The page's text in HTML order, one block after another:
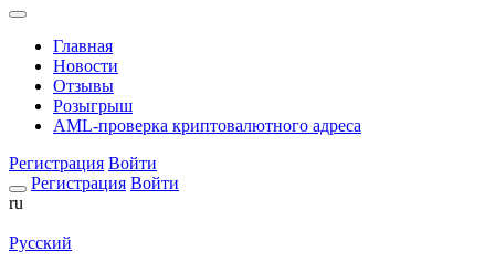
Главная
Новости
Отзывы
Розыгрыш
AML-проверка криптовалютного адреса
Регистрация Войти
Регистрация Войти
ru
Русский